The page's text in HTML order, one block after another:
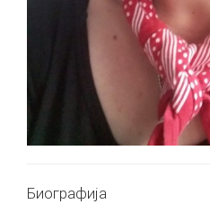
Биографија